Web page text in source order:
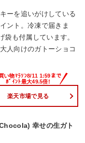
ーを追いがけしている
ント。冷凍で届きま
も付属しています。
人向けのガトーショコ
楽天市場で見る
幸せの生ガト